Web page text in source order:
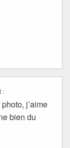
:
j’aime
bien du